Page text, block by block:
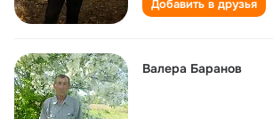
Добавить в друзья
Валера Баранов